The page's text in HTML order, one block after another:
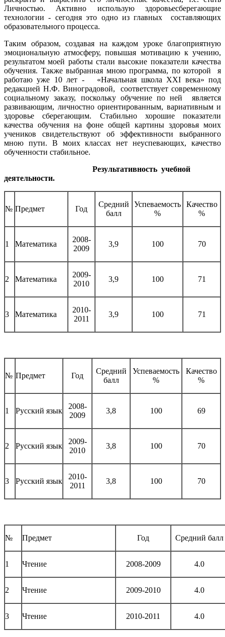
Личностью. Активно использую здоровьесберегающие
технологии - сегодня это одно из главных составляющих
образовательного процесса.
Таким образом, создавая на каждом уроке благоприятную
эмоциональную атмосферу, повышая мотивацию к учению,
результатом моей работы стали высокие показатели качества
обучения. Также выбранная мною программа, по которой я
работаю уже 10 лет - «Начальная школа XXI века» под
редакцией Н.Ф. Виноградовой, соответствует современному
социальному заказу, поскольку обучение по ней является
развивающим, личностно ориентированным, вариативным и
здоровье сберегающим. Стабильно хорошие показатели
качества обучения на фоне общей картины здоровья моих
учеников свидетельствуют об эффективности выбранного
мною пути. В моих классах нет неуспевающих, качество
обученности стабильное.
Результативность учебной
деятельности.
№ Предмет Год
Средний
балл
Успеваемость
%
Качество
%
1 Математика
2008-
2009
3,9 100 70
2 Математика
2009-
2010
3,9 100 71
3 Математика
2010-
2011
3,9 100 71
№ Предмет Год
Средний
балл
Успеваемость
%
Качество
%
1 Русский язык
2008-
2009
3,8 100 69
2 Русский язык
2009-
2010
3,8 100 70
3 Русский язык
2010-
2011
3,8 100 70
№ Предмет Год Средний балл
1 Чтение 2008-2009 4.0
2 Чтение 2009-2010 4.0
3 Чтение 2010-2011 4.0